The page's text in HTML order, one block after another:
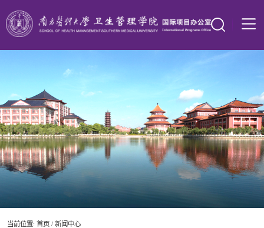
当前位置: 首页/ 新闻中心